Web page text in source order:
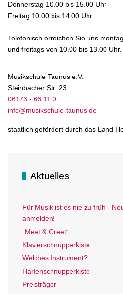
Donnerstag 10.00 bis 15.00 Uhr
Freitag 10.00 bis 14.00 Uhr
Telefonisch erreichen Sie uns
und freitags von 10.00 bis 13.00 Uhr.
Musikschule Taunus e.V.
Steinbacher Str. 23
06173 - 66 11 0
info@musikschule-taunus.de
staatlich gefördert durch das Land
Aktuelles
Für Musik ist es nie zu früh -
anmelden!
„Meet & Greet“
Klavierschnupperkiste
Welches Instrument?
Harfenschnupperkiste
Preisträger